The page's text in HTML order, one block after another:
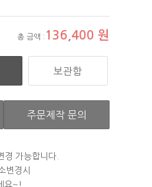
총 금액 : 136,400 원
보관함
주문제작 문의
경 가능합니다.
변경시
요~!